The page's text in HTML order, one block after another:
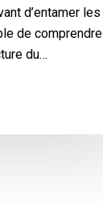
d’entamer les
de comprendre
du…